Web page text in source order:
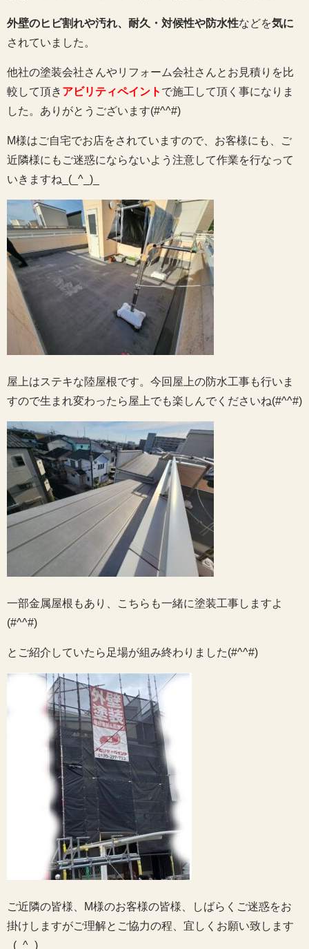
外壁のヒビ割れや汚れ、耐久・対候性や防水性などを気に
されていました。
他社の塗装会社さんやリフォーム会社さんとお見積りを比
較して頂き アビリティペイント で施工して頂く事になりま
した。ありがとうございます(#^^#)
M様はご自宅でお店をされていますので、お客様にも、ご
近隣様にもご迷惑にならないよう注意して作業を行なって
いきますね_(_^_)_
屋上はステキな陸屋根です。今回屋上の防水工事も行いま
すので生まれ変わったら屋上でも楽しんでくださいね(#^^#)
一部金属屋根もあり、こちらも一緒に塗装工事しますよ
(#^^#)
とご紹介していたら足場が組み終わりました(#^^#)
ご近隣の皆様、M様のお客様の皆様、しばらくご迷惑をお
掛けしますがご理解とご協力の程、宜しくお願い致します
_(_^_)_